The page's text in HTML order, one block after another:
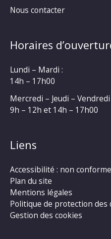
Nous contacter
Horaires
Lundi – Mardi :
14h – 17h00
Mercredi – Jeudi – Vendredi
9h – 12h et 14h – 17h00
Liens
Accessibilité : non conforme
Plan du site
Mentions légales
Politique de protection des
Gestion des cookies